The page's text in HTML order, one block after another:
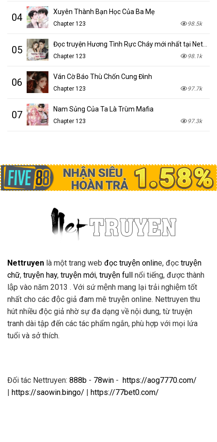
04 Xuyên Thành Bạn Học Của Ba Mẹ
Chapter 123 98.5k
05
Chapter 123 98.1k
06 Ván Cờ Báo Thù Chốn Cung Đình
Chapter 123 97.7k
07 Nam Sủng Của Ta Là Trùm Mafia
Chapter 123 97.3k
Nettruyen là một trang web đọc truyện online, đọc truyện
chữ, truyện hay, truyện mới, truyện full
nổi tiếng, được thành
lập vào năm 2013 . Với sứ mệnh mang lại trải nghiệm tốt
nhất cho các độc giả đam mê truyện online. Nettruyen thu
hút nhiều độc giả nhờ sự đa dạng về nội dung, từ truyện
tranh dài tập đến các tác phẩm ngắn, phù hợp với mọi lứa
tuổi và sở thích.
Đối tác Nettruyen: 888b - 78win - https://aog7770.com/
| https://saowin.bingo/ | https://77bet0.com/